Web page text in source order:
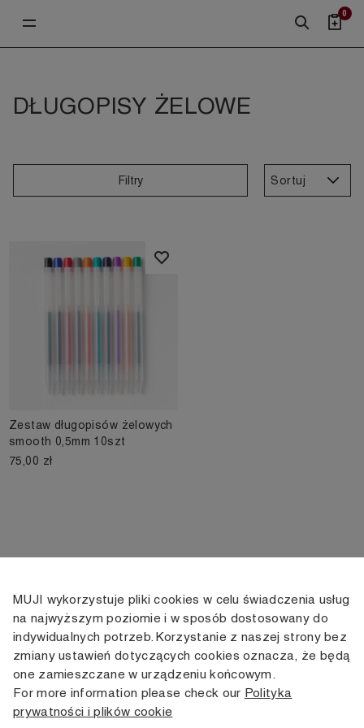
0
DŁUGOPISY ŻELOWE
Filtry Sortuj
Zestaw długopisów żelowych
smooth 0,5mm 10szt
75,00 zł
KONTAKT
+48 505 166 958
zamowienia@muji.com.pl
Infolinia czynna
od poniedziałku do piątku
KONTO
Moje konto
Historia
INFORMACJE
Dostawa
Regulamin
MUJI wykorzystuje pliki cookies w celu świadczenia usług
na najwyższym poziomie i w sposób dostosowany do
indywidualnych potrzeb. Korzystanie z naszej strony bez
zmiany ustawień dotyczących cookies oznacza, że będą
one zamieszczane w urządzeniu końcowym.
For more information please check our Polityka
prywatności i plików cookie